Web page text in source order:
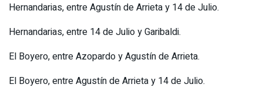
Hernandarias, entre Agustín de Arrieta y 14 de Julio.
Hernandarias, entre 14 de Julio y Garibaldi.
El Boyero, entre Azopardo y Agustín de Arrieta.
El Boyero, entre Agustín de Arrieta y 14 de Julio.